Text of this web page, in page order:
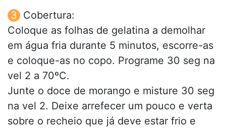
Cobertura:
Coloque as folhas de gelatina a demolhar
em água fria durante 5 minutos, escorre-as
e coloque-as no copo. Programe 30 seg na
vel 2 a 70ºC.
Junte o doce de morango e misture 30 seg
na vel 2. Deixe arrefecer um pouco e verta
sobre o recheio que já deve estar frio e